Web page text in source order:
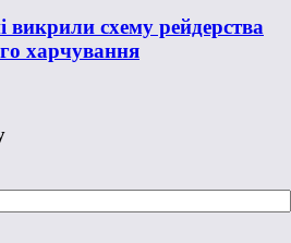
схему рейдерства
харчування